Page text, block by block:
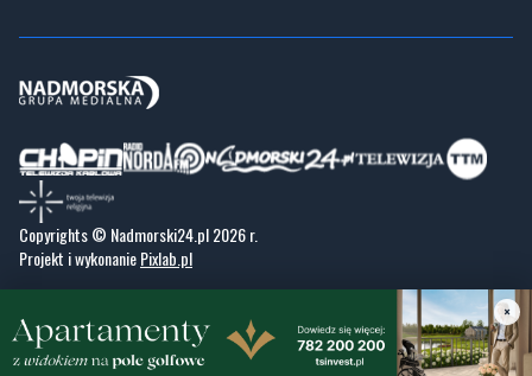
Copyrights © Nadmorski24.pl 2026 r.
Projekt i wykonaniePixlab.pl
×